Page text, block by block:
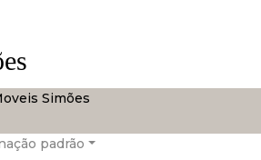
padrão